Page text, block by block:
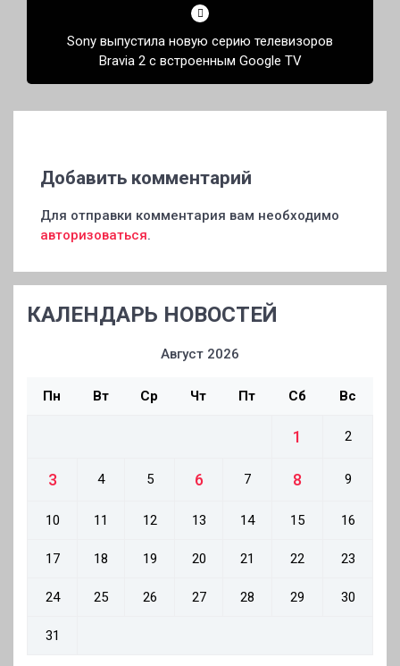
Sony выпустила новую серию телевизоров
Bravia 2 с встроенным Google TV
Добавить комментарий
Для отправки комментария вам необходимо
авторизоваться.
КАЛЕНДАРЬ НОВОСТЕЙ
Август 2026
Пн Вт Ср Чт Пт Сб Вс
1 2
3 4 5 6 7 8 9
10 11 12 13 14 15 16
17 18 19 20 21 22 23
24 25 26 27 28 29 30
31